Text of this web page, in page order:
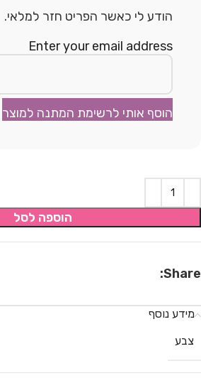
הודע לי כאשר הפריט חזר למלאי.
Enter your email address
הוסף אותי לרשימת המתנה למוצר
הוספה לסל
Share:
מידע נוסף
צבע